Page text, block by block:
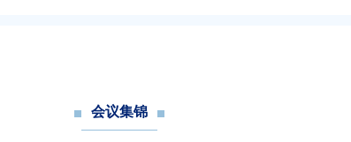
会议集锦